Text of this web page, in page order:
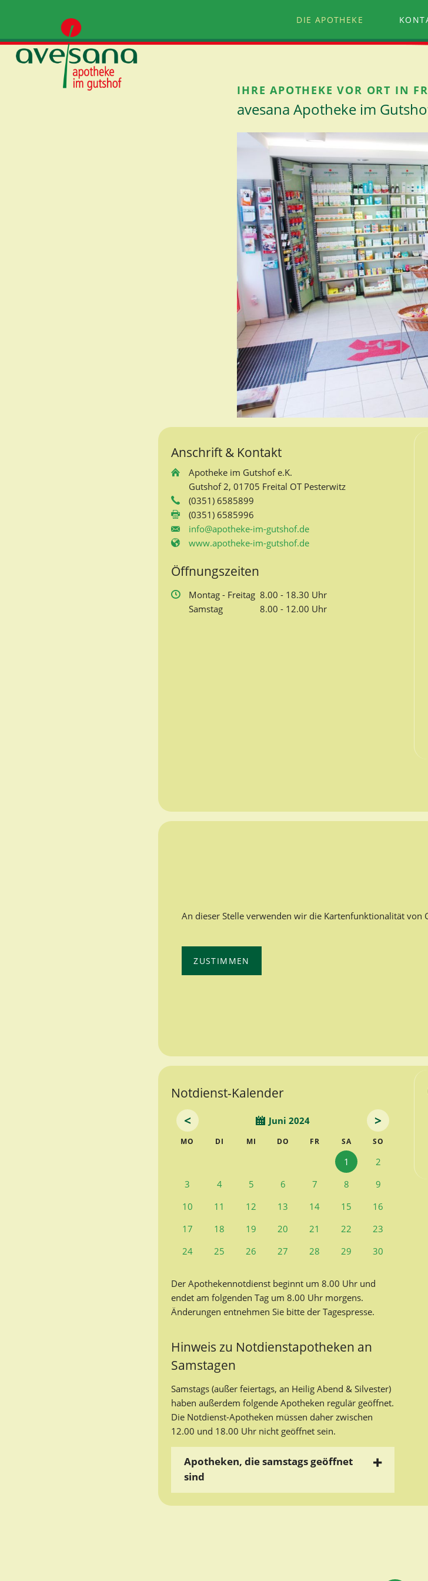
DIE APOTHEKE
IHRE APOTHEKE VOR ORT IN
avesana Apotheke im
Anschrift & Kontakt
Apotheke im Gutshof e.K.
Gutshof 2, 01705 Freital OT Pesterwitz
(0351) 6585899
(0351) 6585996
info@apotheke-im-gutshof.de
www.apotheke-im-gutshof.de
Öffnungszeiten
Montag - Freitag 8.00 - 18.30 Uhr
Samstag 8.00 - 12.00 Uhr
An dieser Stelle verwenden wir die Kartenfunktionalität von
ZUSTIMMEN
Notdienst-Kalender
<
Juni 2024 >
MO DI ENSTAG
MI TTWOCH
DO NNERSTAG
FR EITAGSAMSTAGSO
1
2
3
4 5 6 7 8
9
10
11 12 13 14 15
16
17
18 19 20 21 22
23
24
25 26 27 28 29 30
Der Apothekennotdienst beginnt um 8.00 Uhr und
endet am folgenden Tag um 8.00 Uhr morgens.
Änderungen entnehmen Sie bitte der Tagespresse.
Hinweis zu Notdienstapotheken an
Samstagen
Samstags (außer feiertags, an Heilig Abend & Silvester)
haben außerdem folgende Apotheken regulär geöffnet.
Die Notdienst-Apotheken müssen daher zwischen
12.00 und 18.00 Uhr nicht geöffnet sein.
Apotheken, die samstags geöffnet
sind